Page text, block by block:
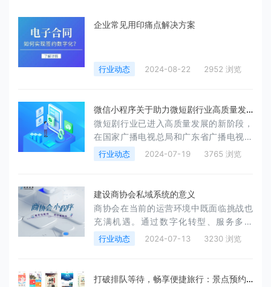
企业常见用印痛点解决方案
行业动态 2024-08-22 2952 浏览
微信小程序关于助力微短剧行业高质量发
展的公告
微短剧行业已进入高质量发展的新阶段，
在国家广播电视总局和广东省广播电视局
的指导下，微信小程序平台始终坚持合规
先行，主动建设行业管理规范，发布了
微短剧小程序的规范运营要求，积极保障
用户权益。
行业动态 2024-07-19 3765 浏览
建设商协会私域系统的意义
商协会在当前的运营环境中既面临挑战也
充满机遇。通过数字化转型、服务多元
化、国际化发展以及合作共赢等策略的实
施，商协会有望在未来实现更加健康、可
必要的，其意义如下：
行业动态 2024-07-13 3230 浏览
打破排队等待，畅享便捷旅行：景点预约